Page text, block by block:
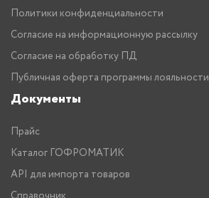
Политики конфиденциальности
Согласие на информационную рассылку
Согласие на обработку ПД
Публичная оферта программы лояльности
Документы
Прайс
Каталог ГОФРОМАТИК
API для импорта товаров